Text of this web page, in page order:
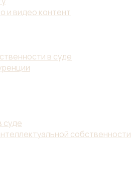
и видео контент
в суде
суде
собственности